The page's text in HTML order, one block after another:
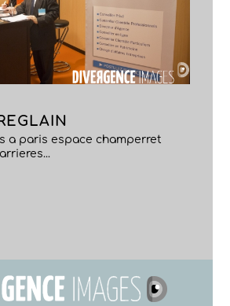
a paris espace champerret